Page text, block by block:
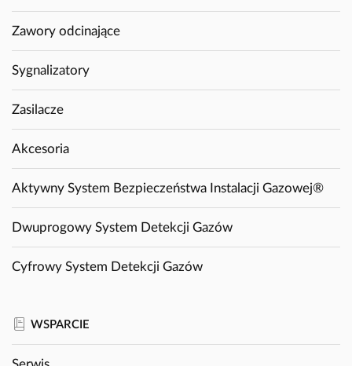
Zawory odcinające
Sygnalizatory
Zasilacze
Akcesoria
Aktywny System Bezpieczeństwa Instalacji Gazowej®
Dwuprogowy System Detekcji Gazów
Cyfrowy System Detekcji Gazów
WSPARCIE